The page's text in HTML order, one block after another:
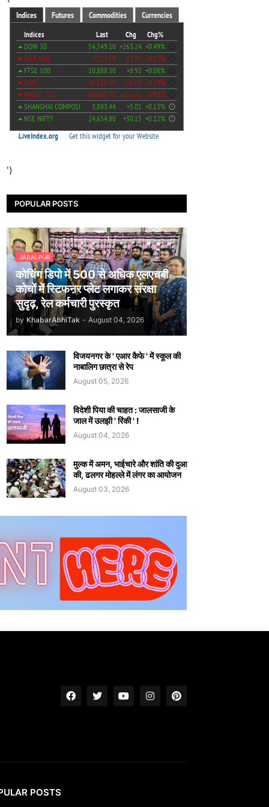
')
POPULAR POSTS
JABALPUR
कोचिंग डिपो में 500 से अधिक एलएचबी
कोचों में स्टिफऩर प्लेट लगाकर संरक्षा
सुदृढ़, रेल कर्मचारी पुरस्कृत
by KhabarAbhiTak - August 04, 2026
विजयनगर के ' एआर कैफे ' में स्कूल की
नाबालिग छात्रा से रेप
August 05, 2026
विदेशी पिया की चाहत : जालसाजी के
जाल में उलझी ' रिंकी ' !
August 04, 2026
मुल्क में अमन, भाईचारे और शांति की दुआ
की, ढलगर मोहल्ले में लंगर का आयोजन
August 03, 2026
POSTS